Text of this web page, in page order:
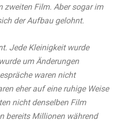
zweiten Film. Aber sogar im
der Aufbau gelohnt.
Jede Kleinigkeit wurde
um Änderungen
waren nicht
eher auf eine ruhige Weise
nicht denselben Film
bereits Millionen während